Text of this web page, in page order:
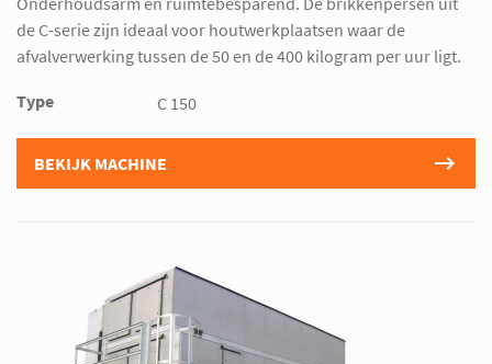
de C-serie zijn ideaal voor houtwerkplaatsen waar de
afvalverwerking tussen de 50 en de 400 kilogram per uur ligt.
Type C 150
BEKIJK MACHINE